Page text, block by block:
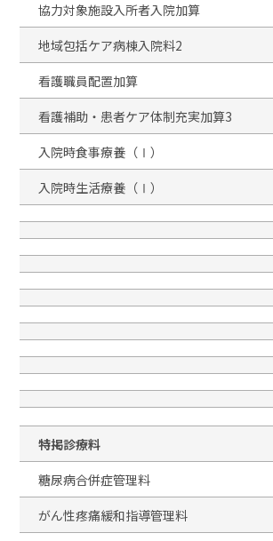
協力対象施設入所者入院加算
地域包括ケア病棟入院料2
看護職員配置加算
看護補助・患者ケア体制充実加算3
入院時食事療養（Ⅰ）
入院時生活療養（Ⅰ）
特掲診療料
糖尿病合併症管理料
がん性疼痛緩和指導管理料